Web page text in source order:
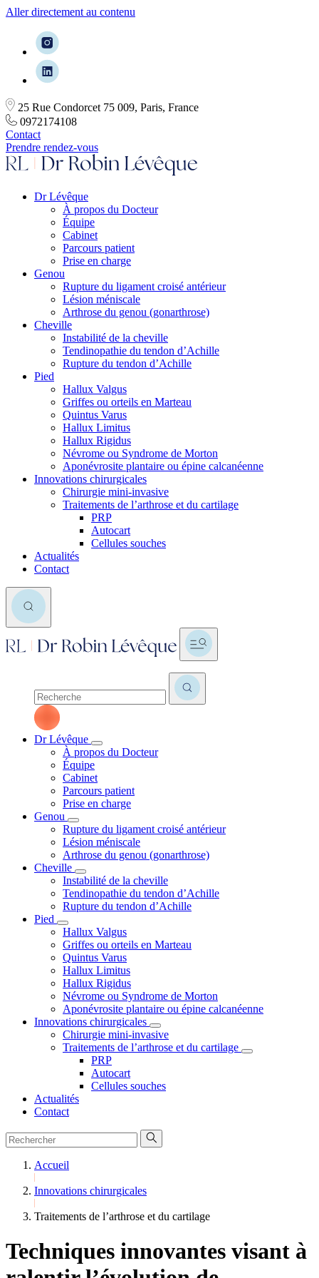
Aller directement au contenu
25 Rue Condorcet 75 009, Paris, France
0972174108
Contact
Prendre rendez-vous
Dr Lévêque
À propos du Docteur
Équipe
Cabinet
Parcours patient
Prise en charge
Genou
Rupture du ligament croisé antérieur
Lésion méniscale
Arthrose du genou (gonarthrose)
Cheville
Instabilité de la cheville
Tendinopathie du tendon d’Achille
Rupture du tendon d’Achille
Pied
Hallux Valgus
Griffes ou orteils en Marteau
Quintus Varus
Hallux Limitus
Hallux Rigidus
Névrome ou Syndrome de Morton
Aponévrosite plantaire ou épine calcanéenne
Innovations chirurgicales
Chirurgie mini-invasive
Traitements de l’arthrose et du cartilage
PRP
Autocart
Cellules souches
Actualités
Contact
Dr Lévêque
À propos du Docteur
Équipe
Cabinet
Parcours patient
Prise en charge
Genou
Rupture du ligament croisé antérieur
Lésion méniscale
Arthrose du genou (gonarthrose)
Cheville
Instabilité de la cheville
Tendinopathie du tendon d’Achille
Rupture du tendon d’Achille
Pied
Hallux Valgus
Griffes ou orteils en Marteau
Quintus Varus
Hallux Limitus
Hallux Rigidus
Névrome ou Syndrome de Morton
Aponévrosite plantaire ou épine calcanéenne
Innovations chirurgicales
Chirurgie mini-invasive
Traitements de l’arthrose et du cartilage
PRP
Autocart
Cellules souches
Actualités
Contact
Accueil
Innovations chirurgicales
Traitements de l’arthrose et du cartilage
Techniques innovantes visant à